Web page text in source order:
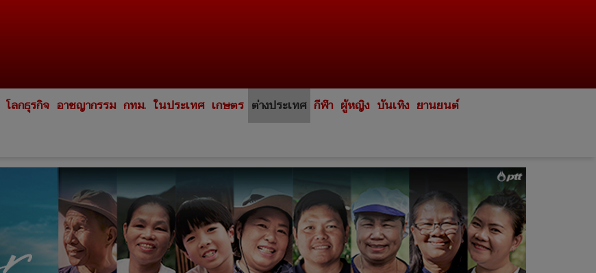
โลกธุรกิจ อาชญากรรม กทม. ในประเทศ เกษตร ต่างประเทศ กีฬา ผู้หญิง บันเทิง ยานยนต์